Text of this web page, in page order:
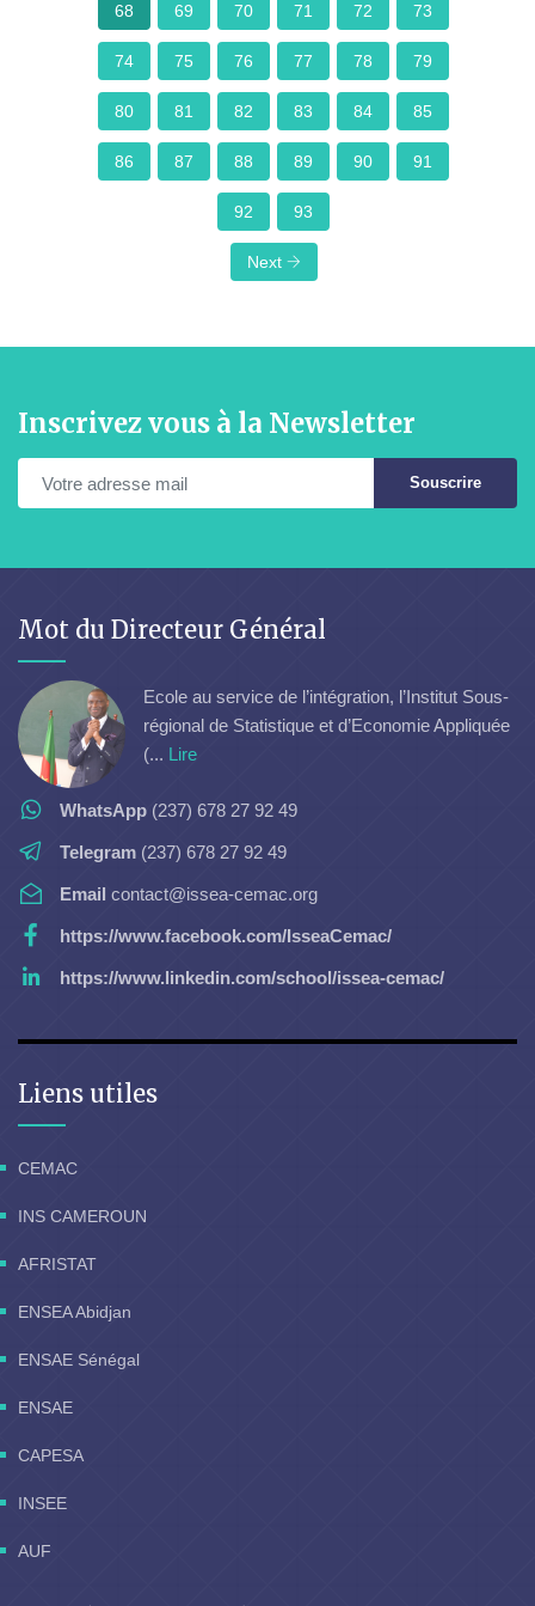
68 69 70 71 72 73
74 75 76 77 78 79
80 81 82 83 84 85
86 87 88 89 90 91
92 93
Next
Inscrivez vous à la Newsletter
Souscrire
Mot du Directeur Général
Ecole au service de l’intégration, l’Institut Sous-
régional de Statistique et d’Economie Appliquée
(... Lire
WhatsApp (237) 678 27 92 49
Telegram (237) 678 27 92 49
Email contact@issea-cemac.org
https://www.facebook.com/IsseaCemac/
https://www.linkedin.com/school/issea-cemac/
Liens utiles
CEMAC
INS CAMEROUN
AFRISTAT
ENSEA Abidjan
ENSAE Sénégal
ENSAE
CAPESA
INSEE
AUF